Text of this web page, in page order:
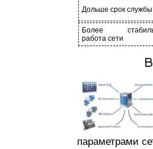
Дольше срок службы
Более
работа сети
параметрами